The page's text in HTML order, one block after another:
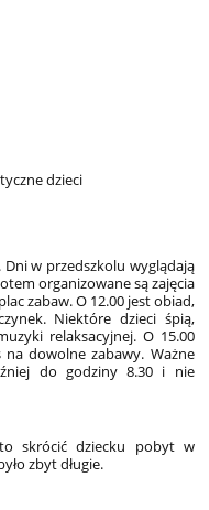
dzieci
Dni w przedszkolu wyglądają
organizowane są zajęcia
zabaw. O 12.00 jest obiad,
Niektóre dzieci śpią,
relaksacyjnej. O 15.00
dowolne zabawy. Ważne
do godziny 8.30 i nie
skrócić dziecku pobyt w
zbyt długie.